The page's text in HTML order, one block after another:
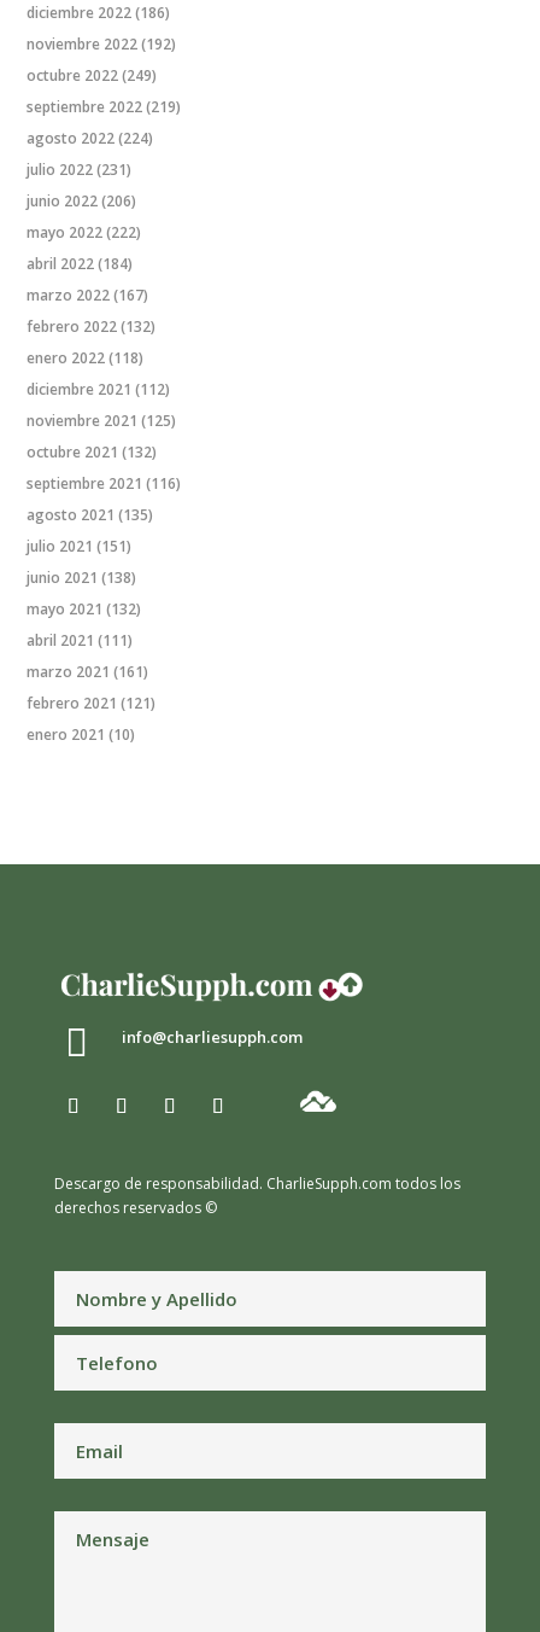
diciembre 2022(186)
noviembre 2022(192)
octubre 2022(249)
septiembre 2022(219)
agosto 2022(224)
julio 2022(231)
junio 2022(206)
mayo 2022(222)
abril 2022(184)
marzo 2022(167)
febrero 2022(132)
enero 2022(118)
diciembre 2021 (112)
noviembre 2021 (125)
octubre 2021 (132)
septiembre 2021 (116)
agosto 2021 (135)
julio 2021 (151)
junio 2021 (138)
mayo 2021 (132)
abril 2021 (111)
marzo 2021 (161)
febrero 2021 (121)
enero 2021 (10)
 info@charliesupph.com
Descargo de responsabilidad. CharlieSupph.com todos los
derechos reservados ©